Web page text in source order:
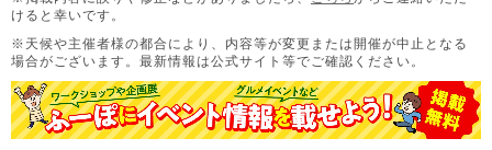
けると幸いです。
※天候や主催者様の都合により、内容等が変更または開催が中止となる
場合がございます。 最新情報は公式サイト等でご確認ください。